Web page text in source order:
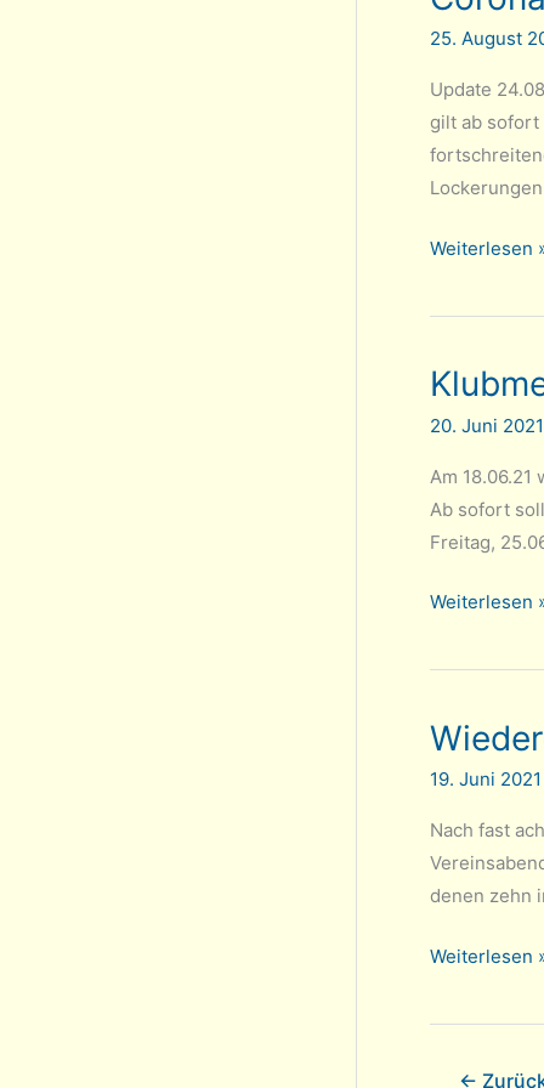
25. August
Update
gilt ab sofort
Corona-
aktualisiert
Update:
Weiterlesen
20. Juni 2021
Am
Ab sofort
Freitag,
–
Weiterlesen
19. Juni 2021
Nach fast
denen zehn
und
Weiterlesen
←